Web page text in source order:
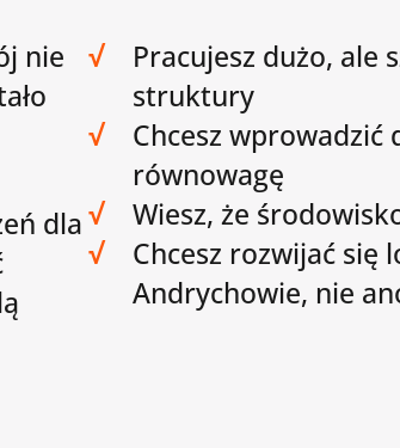
nie
dla
√
Pracujesz dużo, ale
struktury
√
Chcesz wprowadzić
równowagę
√
Wiesz, że
√
Chcesz rozwijać się
Andrychowie, nie